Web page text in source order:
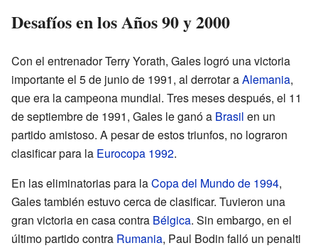
Desafíos en los Años 90 y 2000
Con el entrenador Terry Yorath, Gales logró una victoria
importante el 5 de junio de 1991, al derrotar aAlemania,
que era la campeona mundial. Tres meses después, el 11
de septiembre de 1991, Gales le ganó a Brasil en un
partido amistoso. A pesar de estos triunfos, no lograron
clasificar para la Eurocopa 1992.
En las eliminatorias para laCopa del Mundo de 1994,
Gales también estuvo cerca de clasificar. Tuvieron una
gran victoria en casa contra Bélgica. Sin embargo, en el
último partido contra Rumania, Paul Bodin falló un penalti